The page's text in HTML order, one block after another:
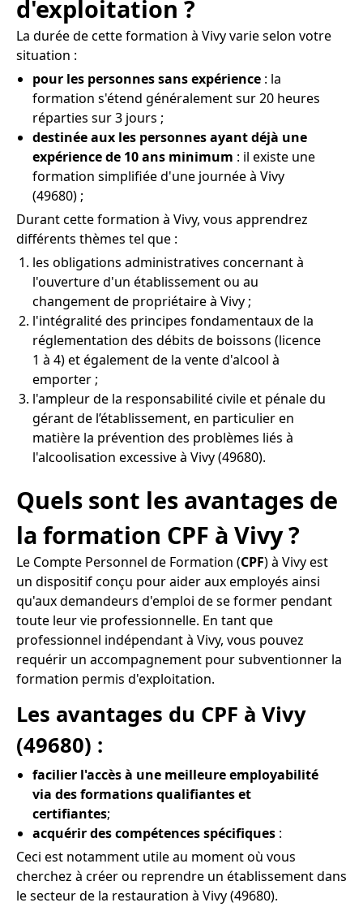
d'exploitation ?
La durée de cette formation à Vivy varie selon votre
situation :
pour les personnes sans expérience : la
formation s'étend généralement sur 20 heures
réparties sur 3 jours ;
destinée aux les personnes ayant déjà une
expérience de 10 ans minimum : il existe une
formation simplifiée d'une journée à Vivy
(49680) ;
Durant cette formation à Vivy, vous apprendrez
différents thèmes tel que :
les obligations administratives concernant à
l'ouverture d'un établissement ou au
changement de propriétaire à Vivy ;
l'intégralité des principes fondamentaux de la
réglementation des débits de boissons (licence
1 à 4) et également de la vente d'alcool à
emporter ;
l'ampleur de la responsabilité civile et pénale du
gérant de l’établissement, en particulier en
matière la prévention des problèmes liés à
l'alcoolisation excessive à Vivy (49680).
Quels sont les avantages de
la formation CPF à Vivy ?
Le Compte Personnel de Formation (CPF) à Vivy est
un dispositif conçu pour aider aux employés ainsi
qu'aux demandeurs d'emploi de se former pendant
toute leur vie professionnelle. En tant que
professionnel indépendant à Vivy, vous pouvez
requérir un accompagnement pour subventionner la
formation permis d'exploitation.
Les avantages du CPF à Vivy
(49680) :
facilier l'accès à une meilleure employabilité
via des formations qualifiantes et
certifiantes;
acquérir des compétences spécifiques :
Ceci est notamment utile au moment où vous
cherchez à créer ou reprendre un établissement dans
le secteur de la restauration à Vivy (49680).